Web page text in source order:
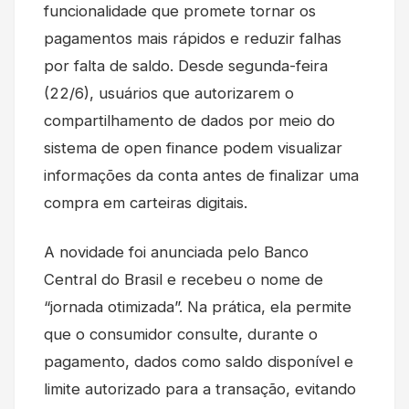
funcionalidade que promete tornar os
pagamentos mais rápidos e reduzir falhas
por falta de saldo. Desde segunda-feira
(22/6), usuários que autorizarem o
compartilhamento de dados por meio do
sistema de open finance podem visualizar
informações da conta antes de finalizar uma
compra em carteiras digitais.
A novidade foi anunciada pelo Banco
Central do Brasil e recebeu o nome de
“jornada otimizada”. Na prática, ela permite
que o consumidor consulte, durante o
pagamento, dados como saldo disponível e
limite autorizado para a transação, evitando